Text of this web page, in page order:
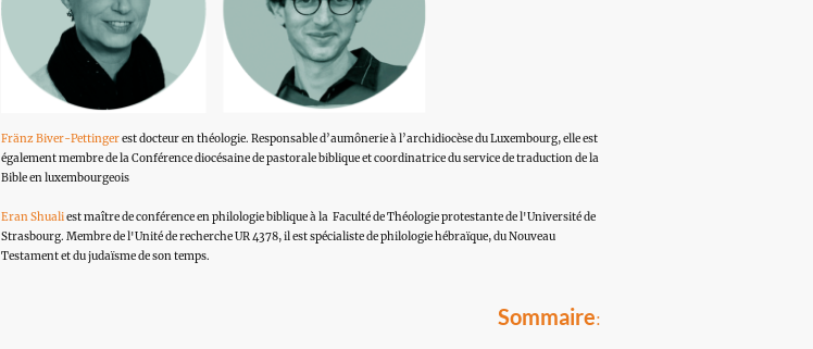
Fränz Biver-Pettingerest docteur en théologie. Responsable d’aumônerie à l’archidiocèse du Luxembourg, elle est
également membre de la Conférence diocésaine de pastorale biblique et coordinatrice du service de traduction de la
Bible en luxembourgeois
Eran Shualiest maître de conférence en philologie biblique à la Faculté de Théologie protestante de l'Université de
Strasbourg. Membre de l'Unité de recherche UR 4378, il est spécialiste de philologie hébraïque, du Nouveau
Testament et du judaïsme de son temps.
Sommaire: